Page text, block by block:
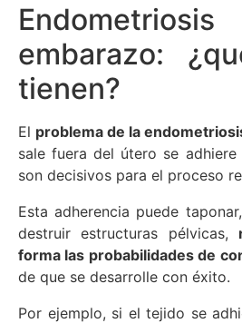
embarazo:
tienen?
El problema de la
sale fuera del útero se
son decisivos para el proceso
Esta adherencia puede
destruir estructuras pélvicas,
forma las probabilidades de
de que se desarrolle con éxito.
Por ejemplo, si el tejido se